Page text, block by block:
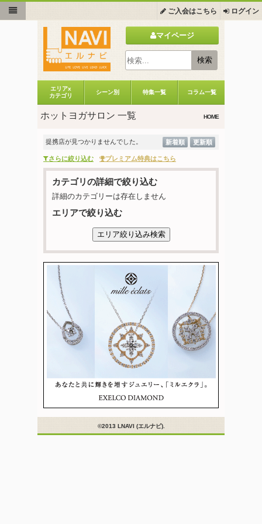
マイページ
ご入会はこちら ログイン
エリアx
カテゴリ
シーン別 特集一覧 コラム一覧
ホットヨガサロン 一覧 HOME
提携店が見つかりませんでした。 新着順 更新順
さらに絞り込む プレミアム特典はこちら
カテゴリの詳細で絞り込む
詳細のカテゴリーは存在しません
エリアで絞り込む
©2013 LNAVI (エルナビ).